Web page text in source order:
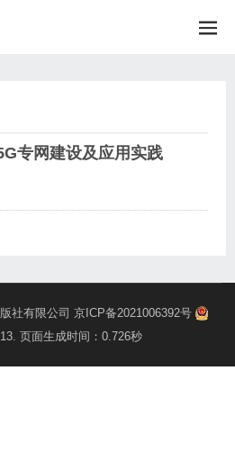
专网建设及应用实践
社有限公司 京ICP备2021006392号
. 页面生成时间：0.726秒